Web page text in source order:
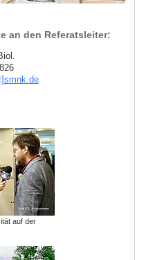
an den Referatsleiter:
de
auf der